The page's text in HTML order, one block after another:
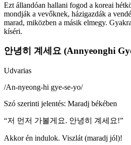
Ezt állandóan hallani fogod a koreai
mondják a vevőknek, házigazdák a
marad, miközben a másik elmegy.
kíséri.
안녕히 계세요 (Annyeonghi
Udvarias
/An-nyeong-hi gye-se-yo/
Szó szerinti jelentés: Maradj békében
“저 먼저 가볼게요. 안녕히 계세요!”
Akkor én indulok. Viszlát (maradj jól)!